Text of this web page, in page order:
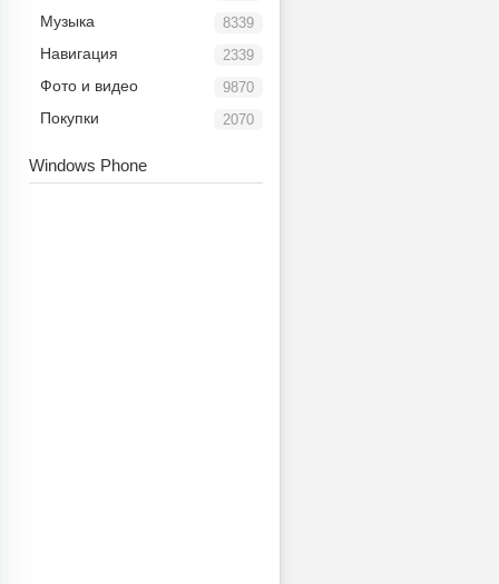
8339
Музыка
2339
Навигация
9870
Фото и видео
2070
Покупки
Windows Phone